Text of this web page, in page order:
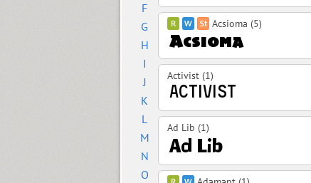
F
G
H
I
J
K
L
M
N
O
Acsioma (5)
Activist (1)
Ad Lib (1)